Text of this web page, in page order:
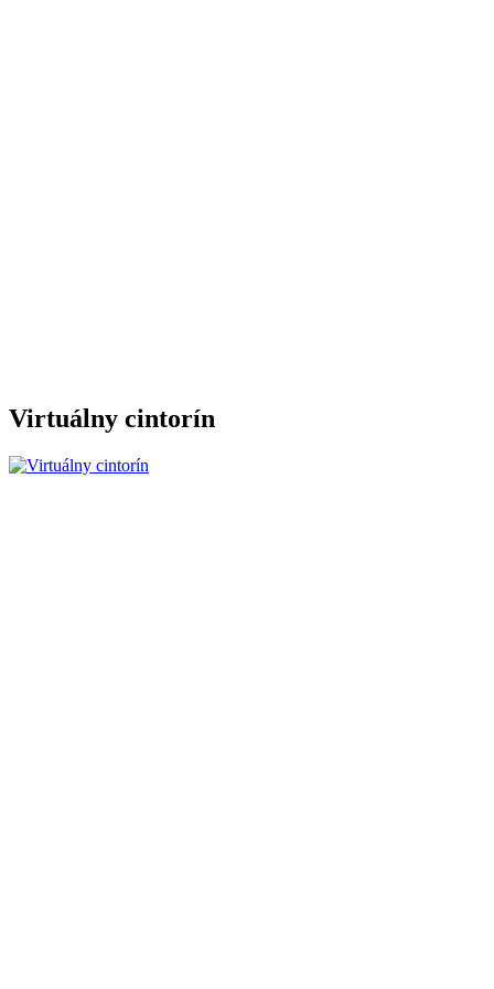
Virtuálny cintorín